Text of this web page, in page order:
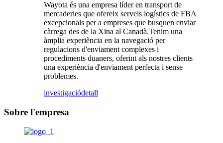
Wayota és una empresa líder en transport de
mercaderies que ofereix serveis logístics de FBA
excepcionals per a empreses que busquen enviar
càrrega des de la Xina al Canadà.Tenim una
àmplia experiència en la navegació per
regulacions d'enviament complexes i
procediments duaners, oferint als nostres clients
una experiència d'enviament perfecta i sense
problemes.
investigaciódetall
Sobre l'empresa